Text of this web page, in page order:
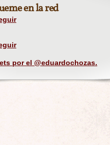
en la red
por el @eduardochozas.